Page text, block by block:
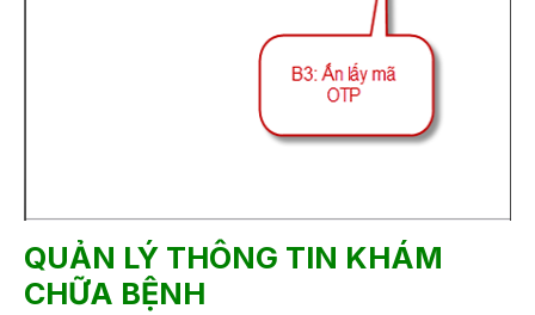
QUẢN LÝ THÔNG TIN KHÁM
CHỮA BỆNH